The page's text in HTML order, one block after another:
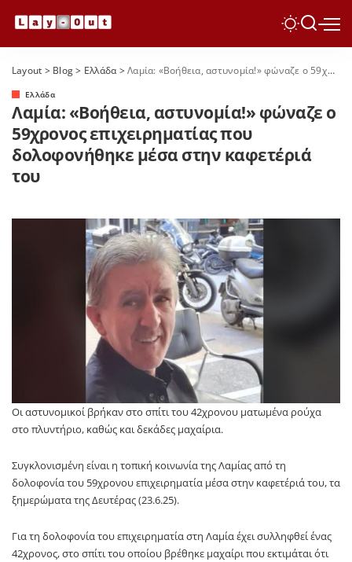
Layout > Blog> Ελλάδα>Λαμία: «Βοήθεια, αστυνομία!» φώναζε ο 59χρονος επιχειρηματίας που δολοφονήθηκε μέσα στην καφετέριά του
Ελλάδα
Λαμία: «Βοήθεια, αστυνομία!» φώναζε ο
59χρονος επιχειρηματίας που
δολοφονήθηκε μέσα στην καφετέριά
του
Οι αστυνομικοί βρήκαν στο σπίτι του 42χρονου ματωμένα ρούχα
στο πλυντήριο, καθώς και δεκάδες μαχαίρια.
Συγκλονισμένη είναι η τοπική κοινωνία της Λαμίας από τη
δολοφονία του 59χρονου επιχειρηματία μέσα στην καφετέριά του, τα
ξημερώματα της Δευτέρας (23.6.25).
Για τη δολοφονία του επιχειρηματία στη Λαμία έχει συλληφθεί ένας
42χρονος, στο σπίτι του οποίου βρέθηκε μαχαίρι που εκτιμάται ότι